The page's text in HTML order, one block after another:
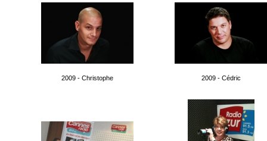
2009 - Christophe 2009 - Cédric